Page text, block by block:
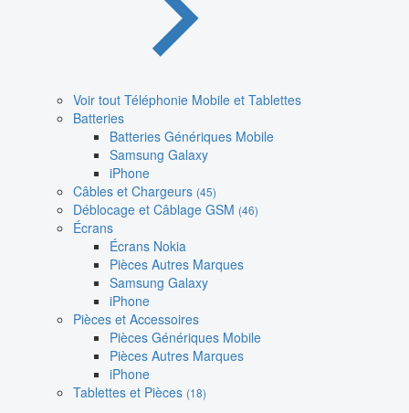
Voir tout Téléphonie Mobile et Tablettes
Batteries
Batteries Génériques Mobile
Samsung Galaxy
iPhone
Câbles et Chargeurs (45)
Déblocage et Câblage GSM (46)
Écrans
Écrans Nokia
Pièces Autres Marques
Samsung Galaxy
iPhone
Pièces et Accessoires
Pièces Génériques Mobile
Pièces Autres Marques
iPhone
Tablettes et Pièces (18)